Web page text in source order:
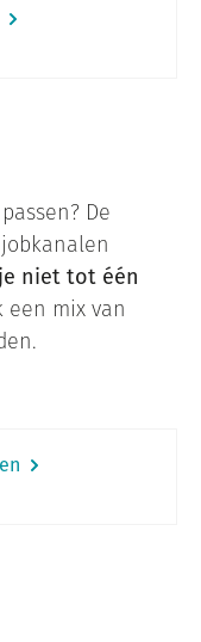
De
niet tot één
een mix van